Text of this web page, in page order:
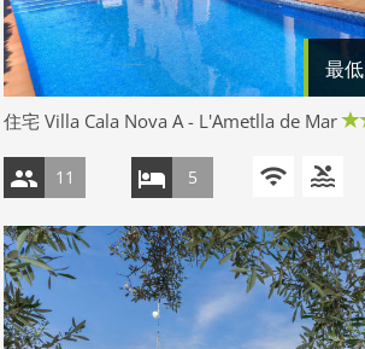
最低
住宅 Villa Cala Nova A - L'Ametlla de Mar
11 5